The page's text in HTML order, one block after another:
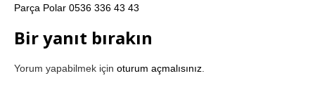
Parça Polar 0536 336 43 43
Bir yanıt bırakın
Yorum yapabilmek için oturum açmalısınız